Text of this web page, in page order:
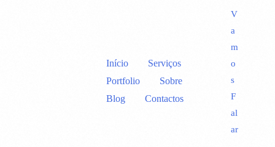
Início
Serviços
Portfolio
Sobre
Blog
Contactos
V
a
m
o
s
F
al
ar